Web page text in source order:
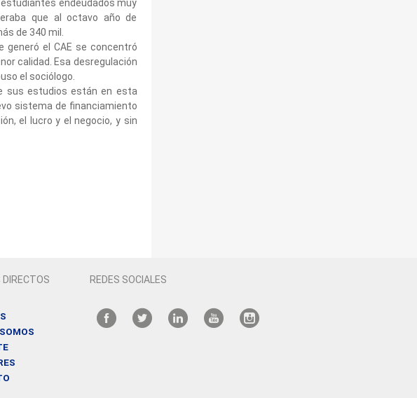
endeudados muy
que al octavo año de
de 340 mil.
generó el CAE se concentró
calidad. Esa desregulación
el sociólogo.
sus estudios están en esta
sistema de financiamiento
el lucro y el negocio, y sin
DIRECTOS REDES SOCIALES